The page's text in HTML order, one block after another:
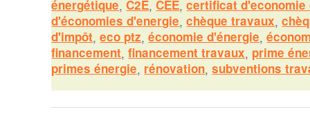
énergétique,C2E,CEE,certificat d'economie
d'économies d'energie,chèque travaux,
d'impôt,eco ptz,économie d'énergie,
financement,financement travaux, prime
primes énergie, rénovation,subventions